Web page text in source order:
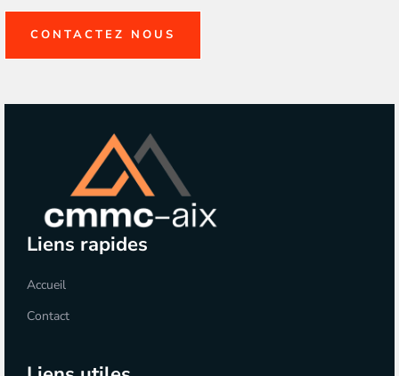
CONTACTEZ NOUS
Liens rapides
Accueil
Contact